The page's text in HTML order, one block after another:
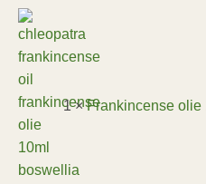
1 ×Frankincense